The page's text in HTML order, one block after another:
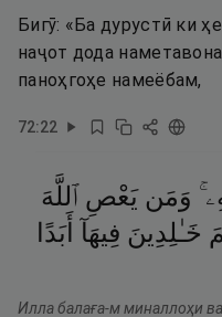
Бигӯ: «Ба дурустӣ ки
наҷот дода
паноҳгоҳе намеёбам,
72:22
وَمَن يَعْصِ ٱللَّهَ
خَـٰلِدِينَ فِيهَآ أَبَدًا
Илла балаға-м миналлоҳи